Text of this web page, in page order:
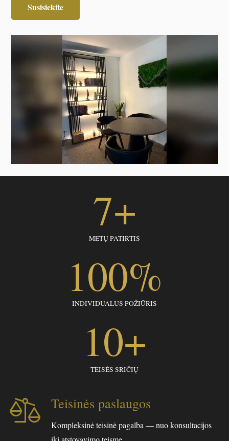
Susisiekite
7+
METŲ PATIRTIS
100%
INDIVIDUALUS POŽIŪRIS
10+
TEISĖS SRIČIŲ
Teisinės paslaugos
Kompleksinė teisinė pagalba — nuo konsultacijos